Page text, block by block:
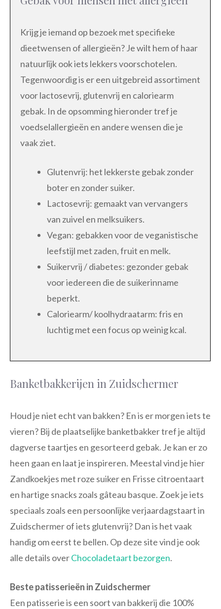
Krijg je iemand op bezoek met specifieke
dieetwensen of allergieën? Je wilt hem of haar
natuurlijk ook iets lekkers voorschotelen.
Tegenwoordig is er een uitgebreid assortiment
voor lactosevrij, glutenvrij en caloriearm
gebak. In de opsomming hieronder tref je
voedselallergieën en andere wensen die je
vaak ziet.
Glutenvrij: het lekkerste gebak zonder
boter en zonder suiker.
Lactosevrij: gemaakt van vervangers
van zuivel en melksuikers.
Vegan: gebakken voor de veganistische
leefstijl met zaden, fruit en melk.
Suikervrij / diabetes: gezonder gebak
voor iedereen die de suikerinname
beperkt.
Caloriearm/ koolhydraatarm: fris en
luchtig met een focus op weinig kcal.
Banketbakkerijen in Zuidschermer
Houd je niet echt van bakken? En is er morgen iets te
vieren? Bij de plaatselijke banketbakker tref je altijd
dagverse taartjes en gesorteerd gebak. Je kan er zo
heen gaan en laat je inspireren. Meestal vind je hier
Zandkoekjes met roze suiker en Frisse citroentaart
en hartige snacks zoals gâteau basque. Zoek je iets
speciaals zoals een persoonlijke verjaardagstaart in
Zuidschermer of iets glutenvrij? Dan is het vaak
handig om eerst te bellen. Op deze site vind je ook
alle details overChocoladetaart bezorgen.
Beste patisserieën in Zuidschermer
Een patisserie is een soort van bakkerij die 100%